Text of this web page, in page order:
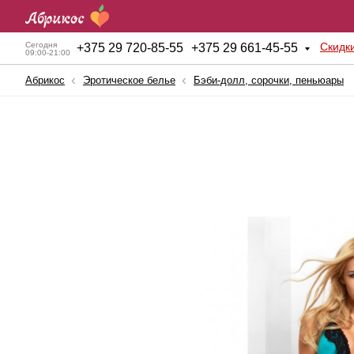
Сегодня
09:00-21:00
+375 29 720-85-55 +375 29 661-45-55
Фаллоимитаторы
Абрикос Эротическое белье Бэби-долл, сорочки, пеньюары